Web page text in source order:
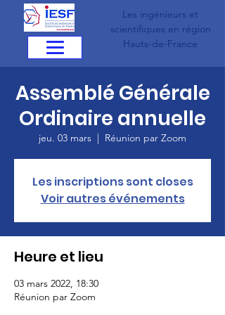
Les ingénieurs et
scientifiques en région
Hauts-de-France
Assemblé Générale
Ordinaire annuelle
jeu. 03 mars
  |
Réunion par Zoom
Les inscriptions sont closes
Voir autres événements
Heure et lieu
03 mars 2022, 18:30
Réunion par Zoom